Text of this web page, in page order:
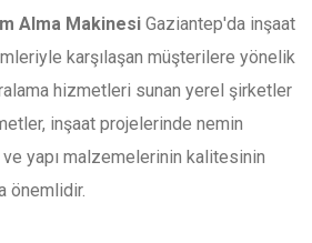
Alma Makinesi Gaziantep'da inşaat
karşılaşan müşterilere yönelik
hizmetleri sunan yerel şirketler
inşaat projelerinde nemin
ve yapı malzemelerinin kalitesinin
önemlidir.